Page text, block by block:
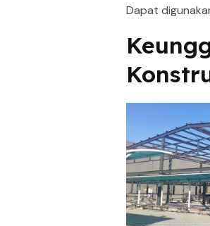
Dapat